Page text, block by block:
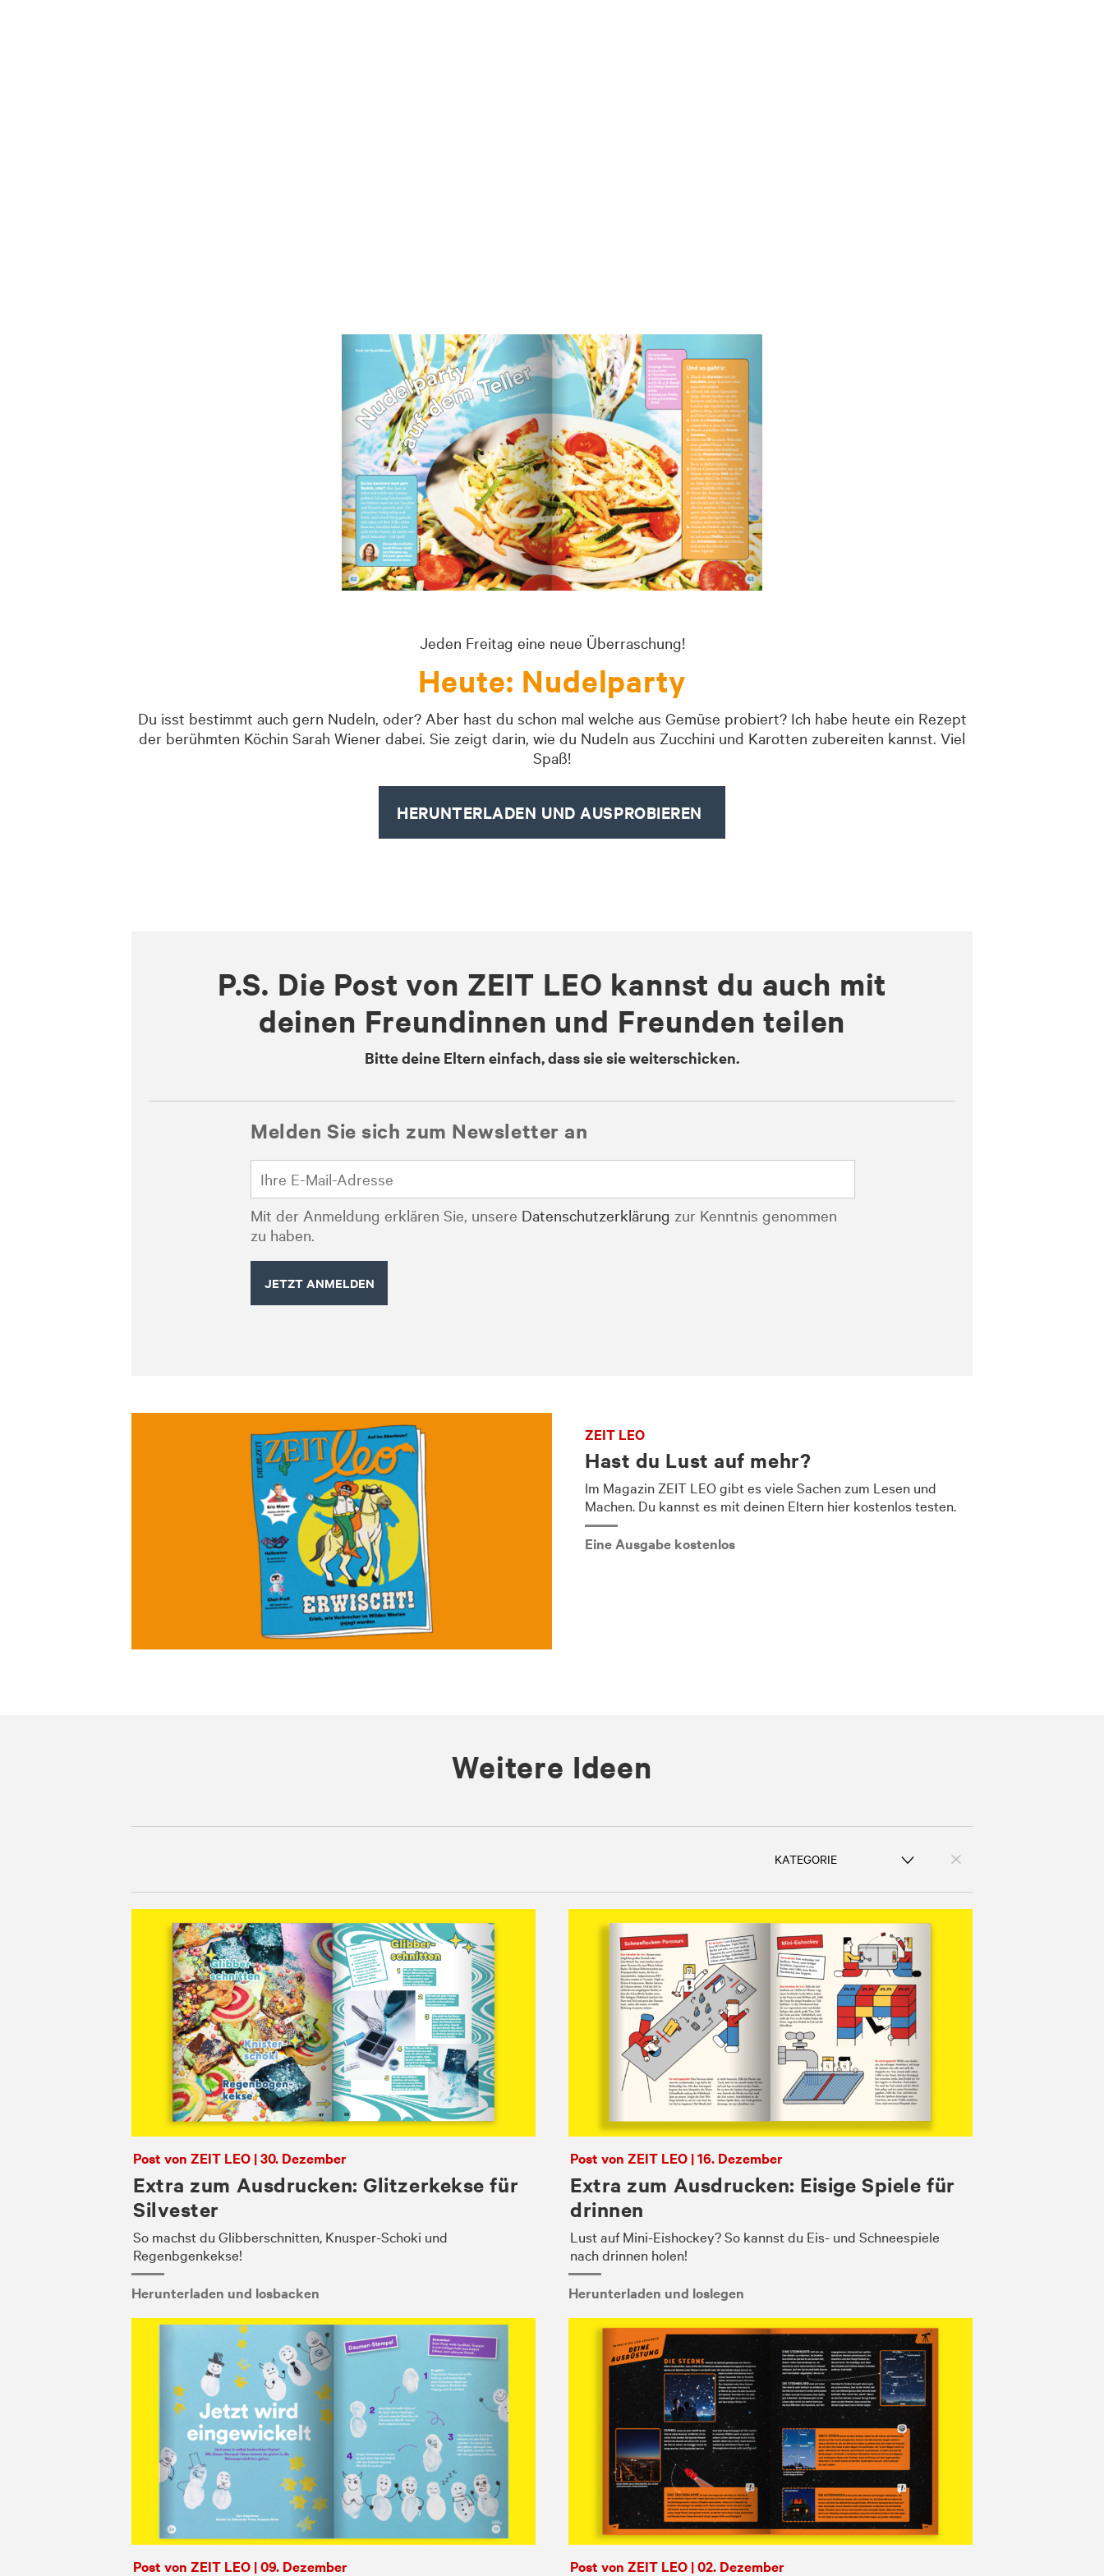
Jeden Freitag eine neue Überraschung!
Heute: Nudelparty
Du isst bestimmt auch gern Nudeln, oder? Aber hast du schon mal welche aus Gemüse probiert? Ich habe heute ein Rezept
der berühmten Köchin Sarah Wiener dabei. Sie zeigt darin, wie du Nudeln aus Zucchini und Karotten zubereiten kannst. Viel
Spaß!
HERUNTERLADEN UND AUSPROBIEREN
P.S. Die Post von ZEIT LEO kannst du auch mit
deinen Freundinnen und Freunden teilen
Bitte deine Eltern einfach, dass sie sie weiterschicken.
Melden Sie sich zum Newsletter an
Mit der Anmeldung erklären Sie, unsere Datenschutzerklärung zur Kenntnis genommen
zu haben.
ZEIT LEO
Hast du Lust auf mehr?
Im Magazin ZEIT LEO gibt es viele Sachen zum Lesen und
Machen. Du kannst es mit deinen Eltern hier kostenlos testen.
Eine Ausgabe kostenlos
Weitere Ideen
Post von ZEIT LEO | 30. Dezember
Extra zum Ausdrucken: Glitzerkekse für
Silvester
So machst du Glibberschnitten, Knusper-Schoki und
Regenbgenkekse!
Herunterladen und losbacken
Post von ZEIT LEO | 16. Dezember
Extra zum Ausdrucken: Eisige Spiele für
drinnen
Lust auf Mini-Eishockey? So kannst du Eis- und Schneespiele
nach drinnen holen!
Herunterladen und loslegen
Post von ZEIT LEO | 09. Dezember Post von ZEIT LEO | 02. Dezember